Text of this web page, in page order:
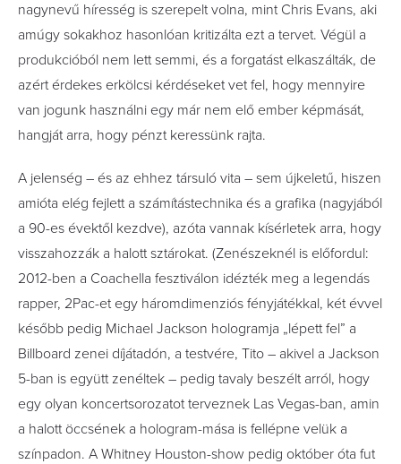
nagynevű híresség is szerepelt volna, mint Chris Evans, aki
amúgy sokakhoz hasonlóan kritizálta ezt a tervet. Végül a
produkcióból nem lett semmi, és a forgatást elkaszálták, de
azért érdekes erkölcsi kérdéseket vet fel, hogy mennyire
van jogunk használni egy már nem elő ember képmását,
hangját arra, hogy pénzt keressünk rajta.
A jelenség – és az ehhez társuló vita – sem újkeletű, hiszen
amióta elég fejlett a számítástechnika és a grafika (nagyjából
a 90-es évektől kezdve), azóta vannak kísérletek arra, hogy
visszahozzák a halott sztárokat. (Zenészeknél is előfordul:
2012-ben a Coachella fesztiválon idézték meg a legendás
rapper, 2Pac-et egy háromdimenziós fényjátékkal, két évvel
később pedig Michael Jackson hologramja „lépett fel” a
Billboard zenei díjátadón, a testvére, Tito – akivel a Jackson
5-ban is együtt zenéltek – pedig tavaly beszélt arról, hogy
egy olyan koncertsorozatot terveznek Las Vegas-ban, amin
a halott öccsének a hologram-mása is fellépne velük a
színpadon. A Whitney Houston-show pedig október óta fut